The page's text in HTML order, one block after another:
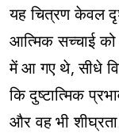
यह चित्रण केवल
आत्मिक सच्चाई को
में आ गए थे, सीधे
कि दुष्टात्मिक
और वह भी